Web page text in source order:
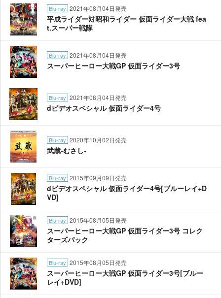
Blu-ray 2021年08月04日発売
平成ライダー対昭和ライダー 仮面ライダー大戦 fea
t.スーパー戦隊
Blu-ray 2021年08月04日発売
スーパーヒーロー大戦GP 仮面ライダー3号
Blu-ray 2021年08月04日発売
dビデオスペシャル 仮面ライダー4号
Blu-ray 2020年10月02日発売
武蔵-むさし-
Blu-ray 2015年09月09日発売
dビデオスペシャル 仮面ライダー4号[ブルーレイ+D
VD]
Blu-ray 2015年08月05日発売
スーパーヒーロー大戦GP 仮面ライダー3号 コレク
ターズパック
Blu-ray 2015年08月05日発売
スーパーヒーロー大戦GP 仮面ライダー3号[ブルー
レイ+DVD]